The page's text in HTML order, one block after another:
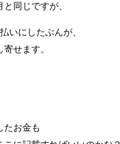
同じですが、
いにしたぶんが、
せます。
たお金も